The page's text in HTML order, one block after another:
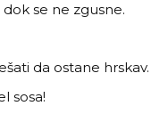
se ne zgusne.
da ostane hrskav.
sosa!